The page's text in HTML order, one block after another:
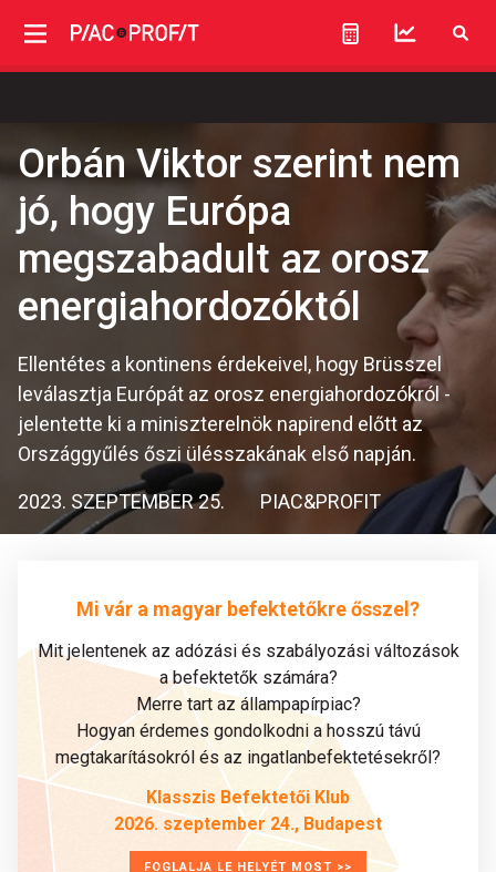
Orbán Viktor szerint nem
jó, hogy Európa
megszabadult az orosz
energiahordozóktól
Ellentétes a kontinens érdekeivel, hogy Brüsszel
leválasztja Európát az orosz energiahordozókról -
jelentette ki a miniszterelnök napirend előtt az
Országgyűlés őszi ülésszakának első napján.
2023. SZEPTEMBER 25. PIAC&PROFIT
Mi vár a magyar befektetőkre ősszel?
Mit jelentenek az adózási és szabályozási változások
a befektetők számára?
Merre tart az állampapírpiac?
Hogyan érdemes gondolkodni a hosszú távú
megtakarításokról és az ingatlanbefektetésekről?
Klasszis Befektetői Klub
2026. szeptember 24., Budapest
FOGLALJA LE HELYÉT MOST >>